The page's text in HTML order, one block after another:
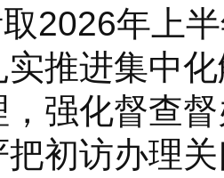
2026年上
推进集中
，强化督查
把初访办理